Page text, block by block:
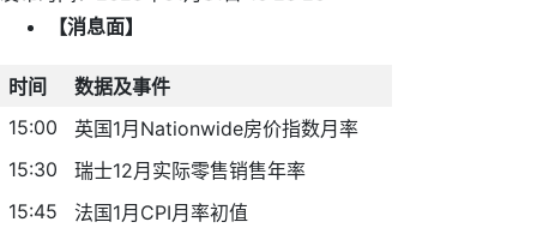
【消息面】
时间
数据及事件
15:00
英国1月Nationwide房价指数月率
15:30
瑞士12月实际零售销售年率
15:45
法国1月CPI月率初值